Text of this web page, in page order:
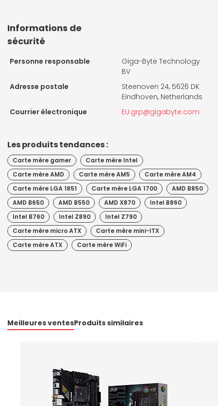
Informations de
sécurité
Personne responsable
Giga-Byte Technology
BV
Adresse postale
Steenoven 24, 5626 DK
Eindhoven, Netherlands
Courrier électronique
EU.grp@gigabyte.com
Les produits tendances :
Carte mère gamer
Carte mère Intel
Carte mère AMD
Carte mère AM5
Carte mère AM4
Carte mère LGA 1851
Carte mère LGA 1700
AMD B850
AMD B650
AMD B550 AMD X870
Intel B860
Intel B760
Intel Z890
Intel Z790
Carte mère micro ATX
Carte mère mini-ITX
Carte mère ATX
Carte mère WiFi
Meilleures ventesProduits similaires